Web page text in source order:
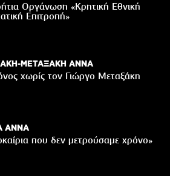
Οργάνωση «Κρητική Εθνική
Eπιτροπή»
ΜΕΤΑΞΑΚΗ ΑΝΝΑ
χωρίς τον Γιώργο Μεταξάκη
ΑΝΝΑ
που δεν μετρούσαμε χρόνο»